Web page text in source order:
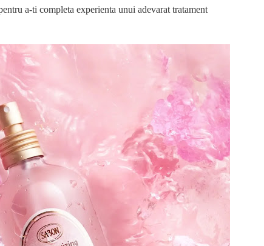
a-ti completa experienta unui adevarat tratament